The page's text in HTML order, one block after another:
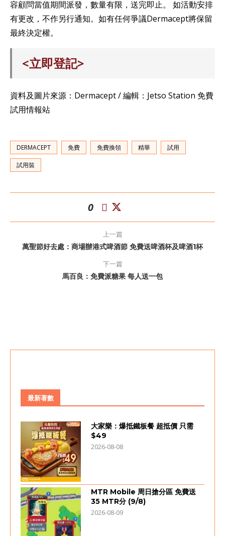
容顧問當值期間派發，數量有限，送完即止。 如活動安排
有更改，不作另行通知。如有任何爭議Dermacept將保留
最終決定權。
<立即登記>
資料及圖片來源：Dermacept / 編輯：Jetso Station 免費
試用情報站
DERMACEPT 免費 免費換領 精華 試用
試用裝
0
上一篇
萬聖節好去處：商場辦港式啤酒節 免費送啤酒杯及啤酒1杯
下一篇
馬百良：免費派糖果 每人送一包
最新著數
大家樂：爆抵鐵板餐 超抵價 只需
$49
2026-08-08
MTR Mobile 周日搶分區 免費送
35 MTR分 (9/8)
2026-08-09